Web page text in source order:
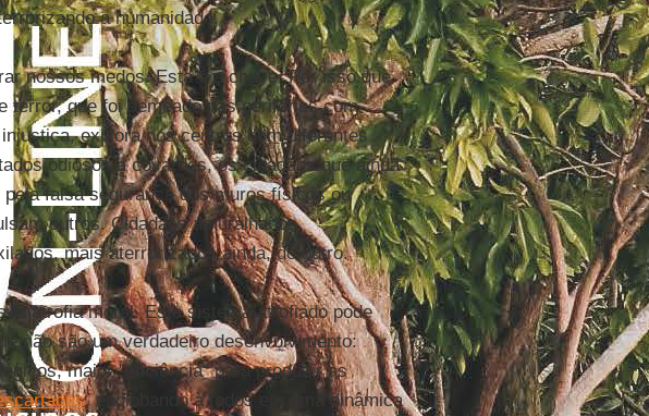
a humanidade.
nossos medos. Esta é a chave. Por isso que
terror, que foi semeado nas periferias com
explora nos centros com diferentes
odiosos e covardes, os cidadãos que ainda
falsa segurança dos muros físicos ou
outros. Cidadãos amuralhados,
mais aterrorizados ainda, do outro.
atrofia moral. Este sistema atrofiado pode
não são um verdadeiro desenvolvimento:
maior "eficiência" para produzir as
, englobando à todos em uma dinâmica